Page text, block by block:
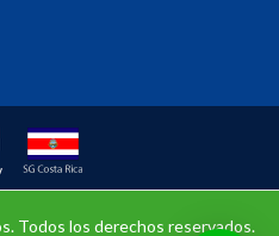
Todos los derechos reservados.